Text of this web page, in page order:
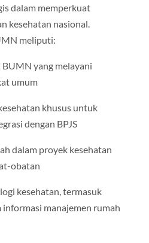
dalam memperkuat
kesehatan nasional.
meliputi:
yang melayani
umum
khusus untuk
dengan BPJS
dalam proyek kesehatan
obatan
kesehatan, termasuk
manajemen rumah